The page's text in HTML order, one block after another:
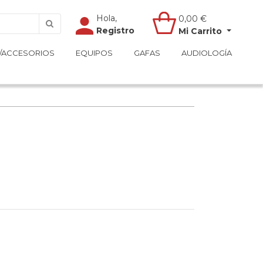
Hola,
Registro
0,00 €
Mi Carrito
EQUIPOS GAFAS AUDIOLOGÍA
Hola,
Registro
0,00 €
Mi Carrito
EQUIPOS GAFAS AUDIOLOGÍA